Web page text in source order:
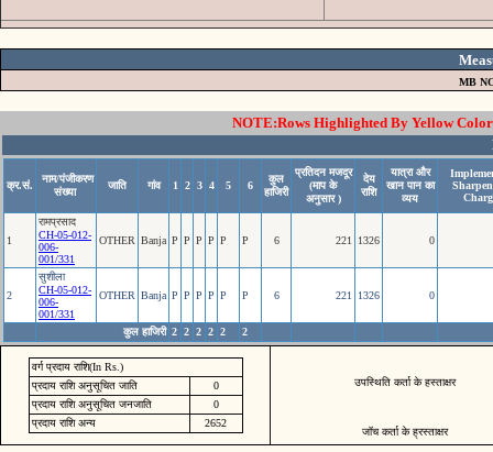
MB
NOTE:Rows Highlighted By Yellow
क्र.सं.
नाम/पंजीकरण
संख्या
जाति गांव 1 2 3 4 5 6
कुल
हाजिरी
प्रतिदन मजदूर
(माप के
अनुसार )
देय
राशि
यात्रा और
खान पान का
व्यय
1
रामप्रसाद
CH-05-012-
006-
001/331
OTHER Banja P P P P P P 6 221 1326 0
2
सुशीला
CH-05-012-
006-
001/331
OTHER Banja P P P P P P 6 221 1326 0
कुल हाजिरी 2 2 2 2 2 2
वर्ग प्रदाय राशि(In Rs.)
प्रदाय राशि अनुसूचित जाति
0
प्रदाय राशि अनुसूचित जनजाति
0
प्रदाय राशि अन्य
2652
उपस्थिति कर्ता के हस्ताक्षर
जॉच कर्ता के ह्रस्ताक्षर